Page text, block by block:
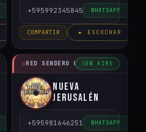
+595992345845 WHATSAPP
COMPARTIR ► ESCUCHAR
RED SENDERO CRISTIANO
EN AIRE
Nueva
Jerusalén
+595981646251 WHATSAPP